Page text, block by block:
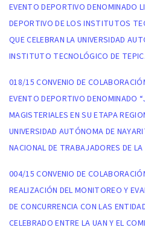
EVENTO DEPORTIVO DENOMINADO
DEPORTIVO DE LOS INSTITUTOS
QUE CELEBRAN LA UNIVERSIDAD
INSTITUTO TECNOLÓGICO DE TEPIC.
018/15 CONVENIO DE
EVENTO DEPORTIVO DENOMINADO
MAGISTERIALES EN SU ETAPA
UNIVERSIDAD AUTÓNOMA DE
NACIONAL DE TRABAJADORES DE LA
004/15 CONVENIO DE
REALIZACIÓN DEL MONITOREO Y
DE CONCURRENCIA CON LAS
CELEBRADO ENTRE LA UAN Y EL